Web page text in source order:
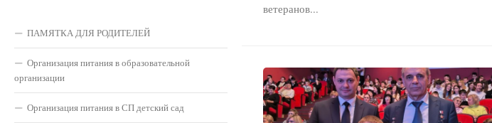
ветеранов...
ПАМЯТКА ДЛЯ РОДИТЕЛЕЙ
Организация питания в образовательной
организации
Организация питания в СП детский сад